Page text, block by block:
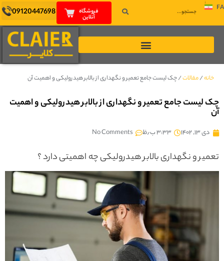
FA فروشگاه
آنلاین 09120447698
خانه/مقالات/چک لیست جامع تعمیر و نگهداری از بالابر هیدرولیکی و اهمیت آن
چک لیست جامع تعمیر و نگهداری از بالابر هیدرولیکی و اهمیت
آن
دی ۱۳, ۱۴۰۲ ۳:۳۳ ب٫ظ No Comments
تعمیر و نگهداری بالابر هیدرولیکی چه اهمیتی دارد ؟